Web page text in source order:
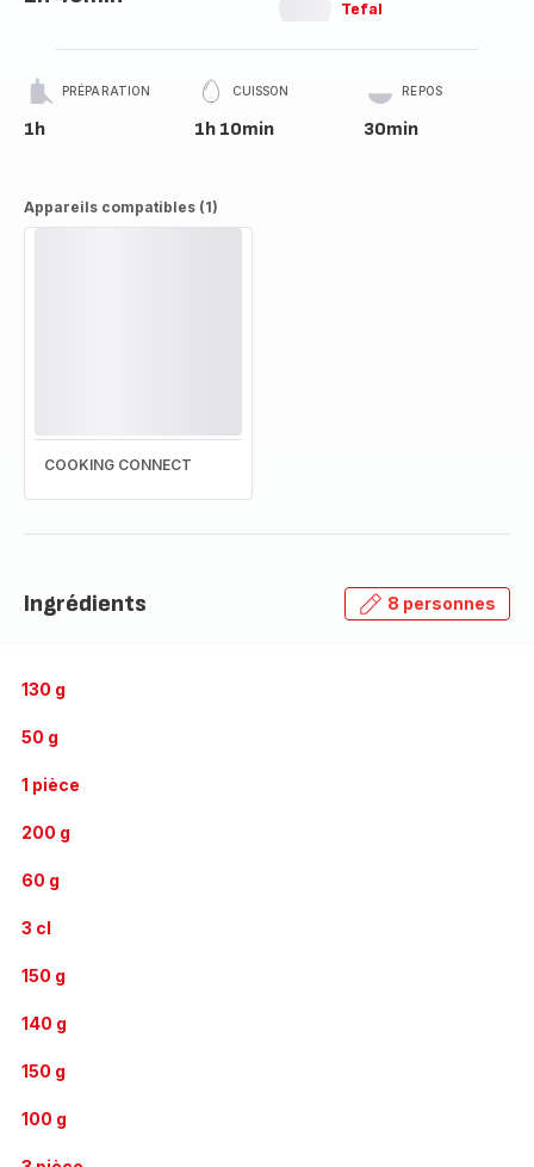
Tefal
PRÉPARATION
1h
CUISSON
1h 10min
REPOS
30min
Appareils compatibles (1)
COOKING CONNECT
Ingrédients 8 personnes
130 g
50 g
1 pièce
200 g
60 g
3 cl
150 g
140 g
150 g
100 g